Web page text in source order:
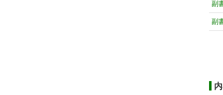
副
副